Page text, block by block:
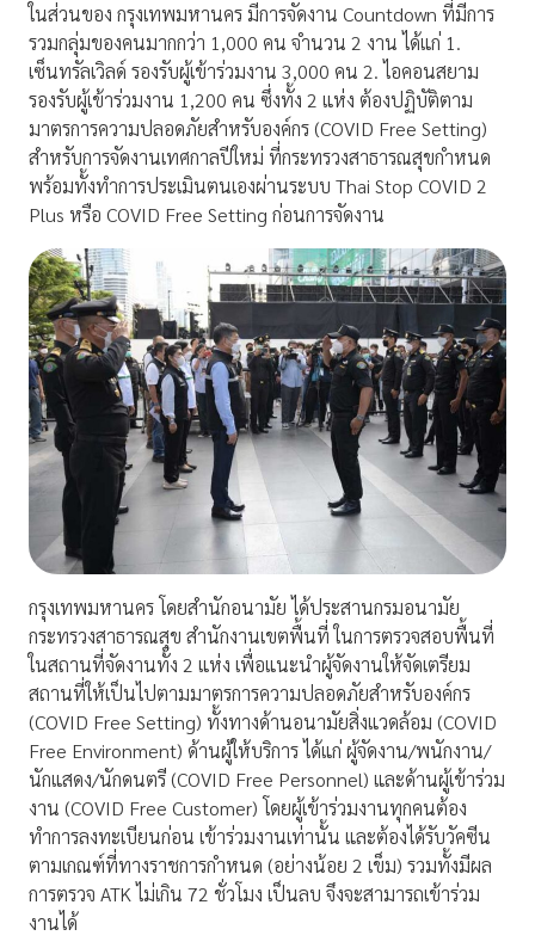
ในส่วนของ กรุงเทพมหานคร มีการจัดงาน Countdown ที่มีการ
รวมกลุ่มของคนมากกว่า 1,000 คน จำนวน 2 งาน ได้แก่ 1.
เซ็นทรัลเวิลด์ รองรับผู้เข้าร่วมงาน 3,000 คน 2. ไอคอนสยาม
รองรับผู้เข้าร่วมงาน 1,200 คน ซึ่งทั้ง 2 แห่ง ต้องปฏิบัติตาม
มาตรการความปลอดภัยสำหรับองค์กร (COVID Free Setting)
สำหรับการจัดงานเทศกาลปีใหม่ ที่กระทรวงสาธารณสุขกำหนด
พร้อมทั้งทำการประเมินตนเองผ่านระบบ Thai Stop COVID 2
Plus หรือ COVID Free Setting ก่อนการจัดงาน
กรุงเทพมหานคร โดยสำนักอนามัย ได้ประสานกรมอนามัย
กระทรวงสาธารณสุข สำนักงานเขตพื้นที่ ในการตรวจสอบพื้นที่
ในสถานที่จัดงานทั้ง 2 แห่ง เพื่อแนะนำผู้จัดงานให้จัดเตรียม
สถานที่ให้เป็นไปตามมาตรการความปลอดภัยสำหรับองค์กร
(COVID Free Setting) ทั้งทางด้านอนามัยสิ่งแวดล้อม (COVID
Free Environment) ด้านผู้ให้บริการ ได้แก่ ผู้จัดงาน/พนักงาน/
นักแสดง/นักดนตรี (COVID Free Personnel) และด้านผู้เข้าร่วม
งาน (COVID Free Customer) โดยผู้เข้าร่วมงานทุกคนต้อง
ทำการลงทะเบียนก่อน เข้าร่วมงานเท่านั้น และต้องได้รับวัคซีน
ตามเกณฑ์ที่ทางราชการกำหนด (อย่างน้อย 2 เข็ม) รวมทั้งมีผล
การตรวจ ATK ไม่เกิน 72 ชั่วโมง เป็นลบ จึงจะสามารถเข้าร่วม
งานได้